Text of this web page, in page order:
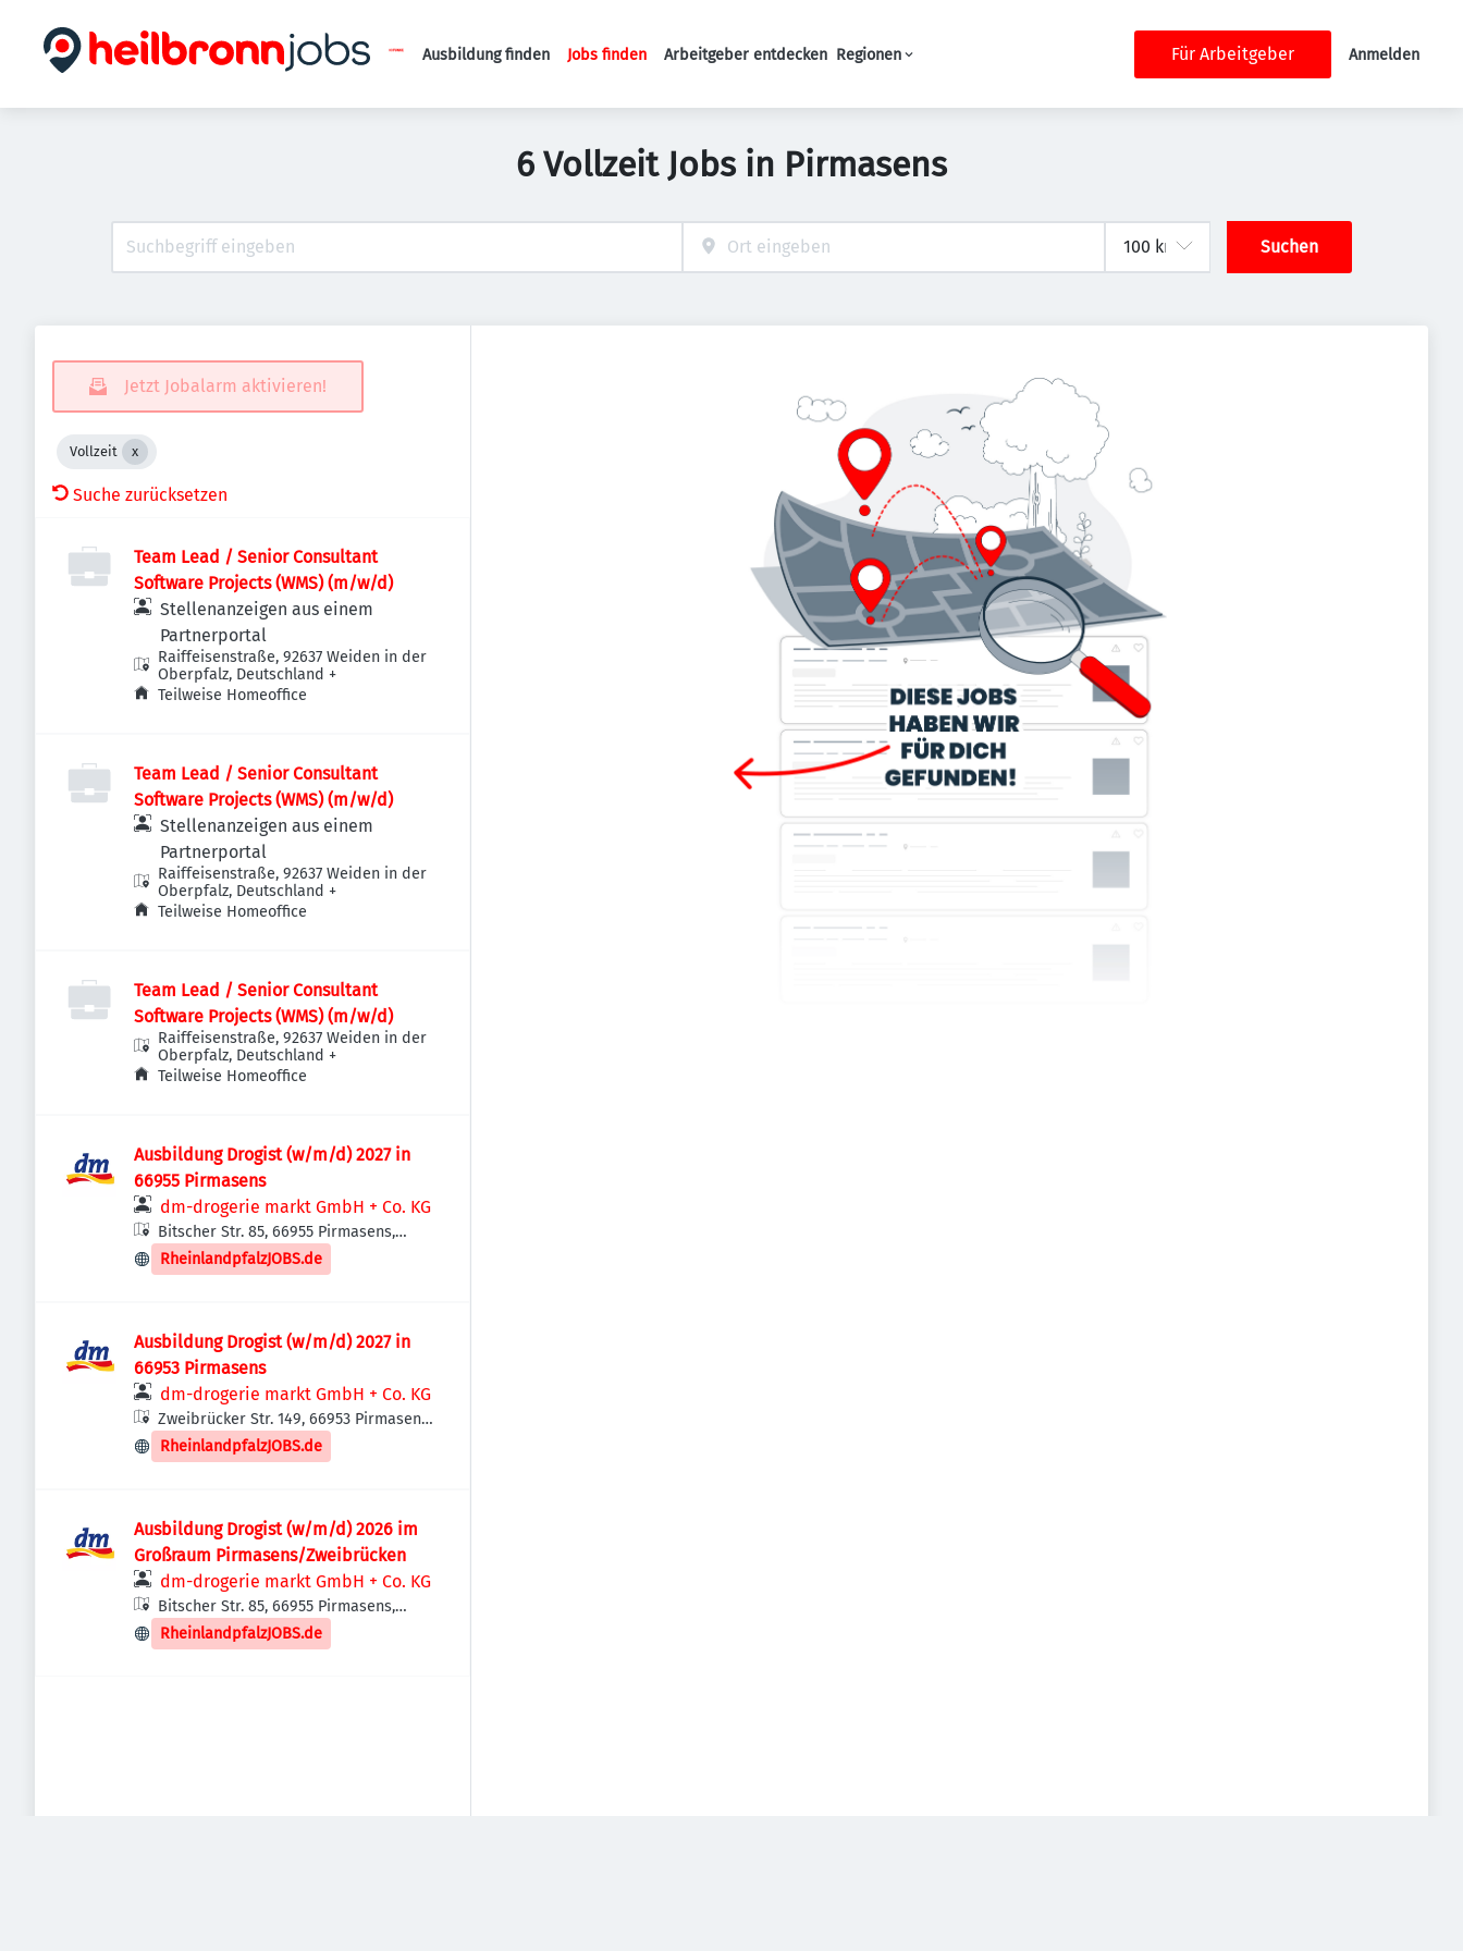
Haupt-Navigation
Ausbildung finden Jobs finden Arbeitgeber entdecken Regionen Für Arbeitgeber Anmelden
6 Vollzeit Jobs in Pirmasens
Suchen
Jetzt Jobalarm aktivieren!
Vollzeit
Suche zurücksetzen
Team Lead / Senior Consultant
Software Projects (WMS) (m/w/d)
Stellenanzeigen aus einem
Partnerportal
Raiffeisenstraße, 92637 Weiden in der
Oberpfalz, Deutschland +
Teilweise Homeoffice
Team Lead / Senior Consultant
Software Projects (WMS) (m/w/d)
Stellenanzeigen aus einem
Partnerportal
Raiffeisenstraße, 92637 Weiden in der
Oberpfalz, Deutschland +
Teilweise Homeoffice
Team Lead / Senior Consultant
Software Projects (WMS) (m/w/d)
Raiffeisenstraße, 92637 Weiden in der
Oberpfalz, Deutschland +
Teilweise Homeoffice
Ausbildung Drogist (w/m/d) 2027 in
66955 Pirmasens
dm-drogerie markt GmbH + Co. KG
Bitscher Str. 85, 66955 Pirmasens,
Deutschland
RheinlandpfalzJOBS.de
Ausbildung Drogist (w/m/d) 2027 in
66953 Pirmasens
dm-drogerie markt GmbH + Co. KG
Zweibrücker Str. 149, 66953 Pirmasens,
Deutschland
RheinlandpfalzJOBS.de
Ausbildung Drogist (w/m/d) 2026 im
Großraum Pirmasens/Zweibrücken
dm-drogerie markt GmbH + Co. KG
Bitscher Str. 85, 66955 Pirmasens,
Deutschland
RheinlandpfalzJOBS.de